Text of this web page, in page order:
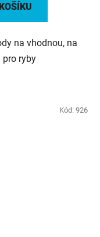
na vhodnou, na
pro ryby
Kód: 926